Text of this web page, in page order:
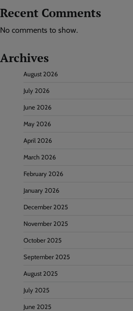
Recent Comments
No comments to show.
Archives
August 2026
July 2026
June 2026
May 2026
April 2026
March 2026
February 2026
January 2026
December 2025
November 2025
October 2025
September 2025
August 2025
July 2025
June 2025